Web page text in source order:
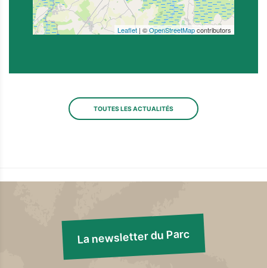
Leaflet | ©OpenStreetMapcontributors
TOUTES LES ACTUALITÉS
La newsletter du Parc